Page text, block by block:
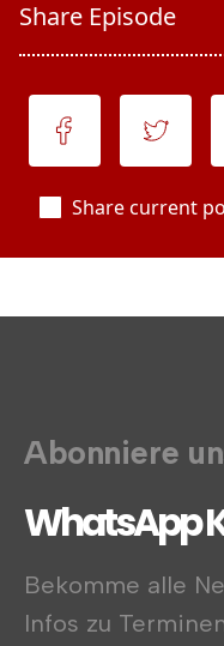
Abonniere
WhatsApp
Bekomme alle
Infos zu